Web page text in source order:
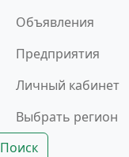
Объявления
Предприятия
Личный кабинет
Выбрать регион
Поиск